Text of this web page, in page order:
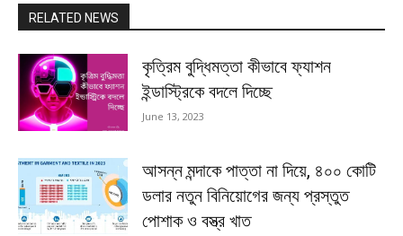
RELATED NEWS
কৃত্রিম বুদ্ধিমত্তা কীভাবে ফ্যাশন
ইন্ডাস্ট্রিকে বদলে দিচ্ছে
June 13, 2023
আসন্ন মন্দাকে পাত্তা না দিয়ে, ৪০০ কোটি
ডলার নতুন বিনিয়োগের জন্য প্রস্তুত
পোশাক ও বস্ত্র খাত